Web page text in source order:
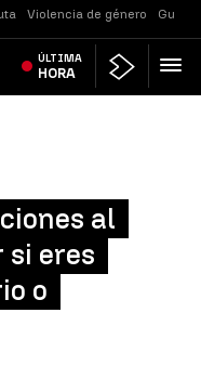
Violencia de género
ÚLTIMA
HORA
al
eres
o